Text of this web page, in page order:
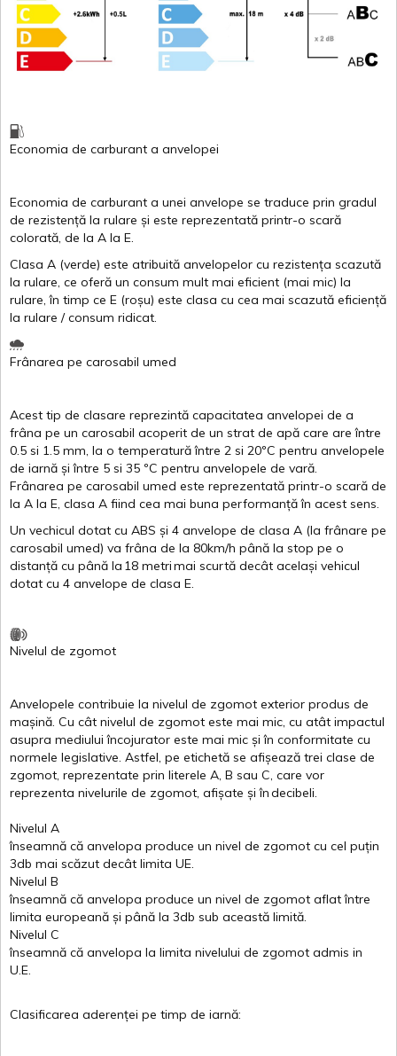
Economia de carburant a anvelopei
Economia de carburant a unei anvelope se traduce prin gradul
de rezistență la rulare și este reprezentată printr-o scară
colorată, de la A la E.
Clasa A (verde) este atribuită anvelopelor cu rezistența scazută
la rulare, ce oferă un consum mult mai eficient (mai mic) la
rulare,în timp ce E (roșu) este clasa cu cea mai scazută eficiență
la rulare /consum ridicat.
Frânarea pe carosabil umed
Acest tip de clasare reprezintă capacitatea anvelopei de a
frâna pe un carosabil acoperit de un strat de apă care areîntre
0.5 si 1.5 mm, la o temperatură între 2 si 20ºC pentru anvelopele
de iarnă și între 5 si 35 ºC pentru anvelopele de vară.
Frânarea pe carosabil umed este reprezentată printr-o scară de
la A la E, clasa A fiind cea mai buna performanță în acest sens.
Un vechicul dotat cu ABS și 4 anvelope de clasa A (la frânare pe
carosabil umed) va frâna de la 80km/h până la stop pe o
distanță cu până la 18 metrimai scurtă decât același vehicul
dotat cu 4 anvelope de clasa E.
Nivelul de zgomot
Anvelopele contribuie la nivelul de zgomot exterior produs de
mașină. Cu cât nivelul de zgomot este mai mic, cu atât impactul
asupra mediului încojurator este mai mic și în conformitate cu
normele legislative. Astfel, pe etichetă se afișează trei clase de
zgomot, reprezentate prin literele A, B sau C, care vor
reprezenta nivelurile de zgomot, afișate și îndecibeli.
Nivelul A
înseamnă că anvelopa produce un nivel de zgomot cu cel puțin
3db mai scăzut decât limita UE.
Nivelul B
înseamnă că anvelopa produce un nivel de zgomot aflat între
limita europeană și până la 3db sub această limită.
Nivelul C
înseamnă că anvelopa la limita nivelului de zgomot admis in
U.E.
Clasificarea aderenței pe timp de iarnă: